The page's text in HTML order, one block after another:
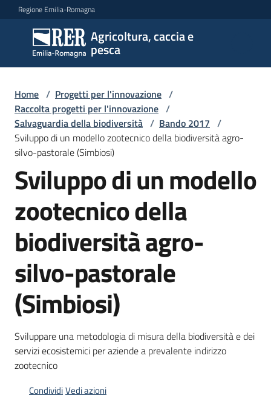
Vai al contenuto
Vai alla navigazione
Vai al footer
Regione Emilia-Romagna
Agricoltura, caccia e
pesca
Agricoltura,
caccia e
pesca
Argomenti
Novità
Servizi
Leggi
atti
bandi
Piani
programmi
progetti
Home / Progetti per l'innovazione /
Raccolta progetti per l'innovazione /
Salvaguardia della biodiversità / Bando 2017 /
Sviluppo di un modello zootecnico della biodiversità agro-
silvo-pastorale (Simbiosi)
Sviluppo di un modello
zootecnico della
biodiversità agro-
silvo-pastorale
(Simbiosi)
Sviluppare una metodologia di misura della biodiversità e dei
servizi ecosistemici per aziende a prevalente indirizzo
zootecnico
CondividiVedi azioni